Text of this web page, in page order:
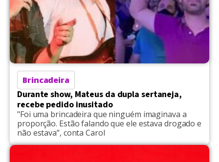
Brincadeira
Durante show, Mateus da dupla sertaneja,
recebe pedido inusitado
"Foi uma brincadeira que ninguém imaginava a
proporção. Estão falando que ele estava drogado e
não estava”, conta Carol